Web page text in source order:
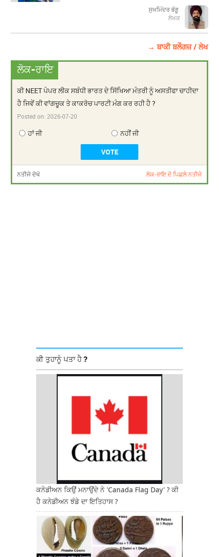
ਸੁਖਮਿੰਦਰ ਭੰਗੂ
ਲੇਖਕ
→ ਬਾਕੀ ਬਲੌਗਜ਼ / ਲੇਖ
ਲੋਕ-ਰਾਇ
ਕੀ NEET ਪੇਪਰ ਲੀਕ ਸਬੰਧੀ ਭਾਰਤ ਦੇ ਸਿੱਖਿਆ ਮੰਤਰੀ ਨੂੰ ਅਸਤੀਫਾ ਚਾਹੀਦਾ
ਹੈ ਜਿਵੇਂ ਕੀ ਵਾਂਗਚੂਕ ਤੇ ਕਾਕਰੋਚ ਪਾਰਟੀ ਮੰਗ ਕਰ ਰਹੀ ਹੈ ?
Posted on:2026-07-20
ਹਾਂ ਜੀ ਨਹੀਂ ਜੀ
ਨਤੀਜੇ ਦੇਖੋ ਲੋਕ-ਰਾਇ ਦੇ ਪਿਛਲੇ ਨਤੀਜੇ
ਕੀ ਤੁਹਾਨੂੰ ਪਤਾ ਹੈ ?
ਕਨੇਡੀਅਨ ਕਿਉਂ ਮਨਾਉਂਦੇ ਨੇ 'Canada Flag Day' ? ਕੀ
ਹੈ ਕਨੇਡੀਅਨ ਝੰਡੇ ਦਾ ਇਤਿਹਾਸ ?